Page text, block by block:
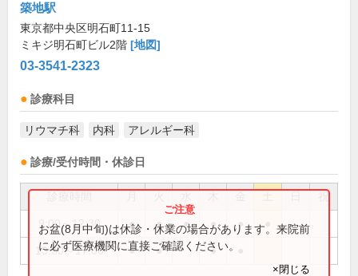
築地駅
東京都中央区明石町11-15
ミキジ明石町ビル2階 [地図]
03-3541-2323
診療科目
リウマチ科 内科 アレルギー科
診療/受付時間・休診日
祝
9:00～12:30 ● ● ● ● ●
13:30～17:00 ● ● ●
お盆(8月中旬)は休診・休業の場合があります。来院前
に必ず医療機関に直接ご確認ください。
×閉じる